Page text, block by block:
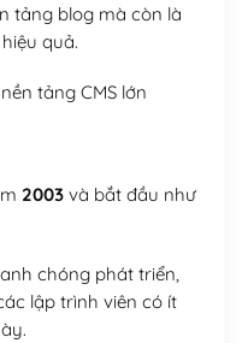
tảng blog mà còn là
quả.
tảng CMS lớn
2003và bắt đầu như
chóng phát triển,
lập trình viên có ít